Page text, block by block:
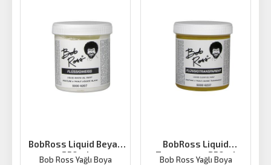
BobRoss Liquid Beyaz
250ml
Bob Ross Yağlı Boya
BobRoss Liquid
Trasnparan 250ml
Bob Ross Yağlı Boya